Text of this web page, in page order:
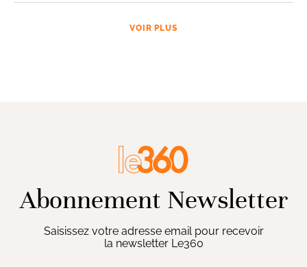
VOIR PLUS
Abonnement Newsletter
Saisissez votre adresse email pour recevoir
la newsletter Le360